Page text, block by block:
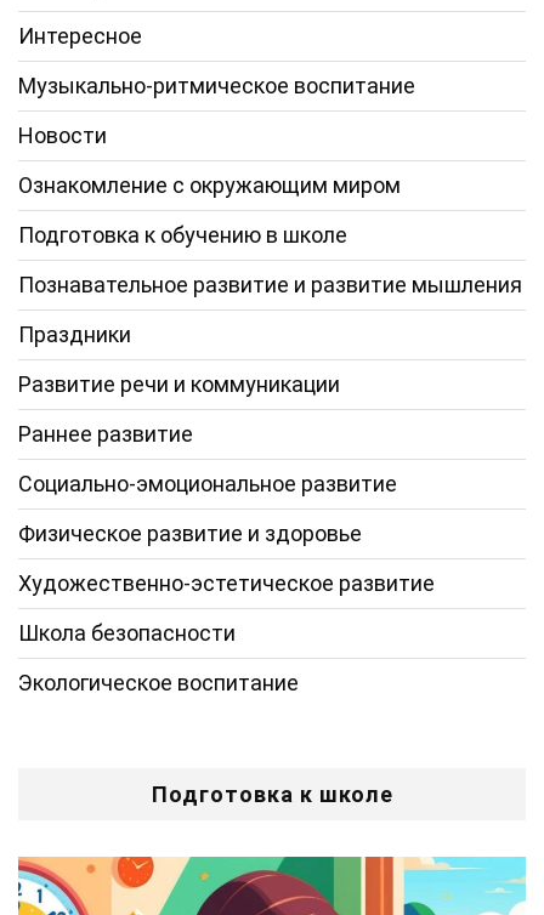
Интересное
Музыкально-ритмическое воспитание
Новости
Ознакомление с окружающим миром
Подготовка к обучению в школе
Познавательное развитие и развитие мышления
Праздники
Развитие речи и коммуникации
Раннее развитие
Социально-эмоциональное развитие
Физическое развитие и здоровье
Художественно-эстетическое развитие
Школа безопасности
Экологическое воспитание
Подготовка к школе